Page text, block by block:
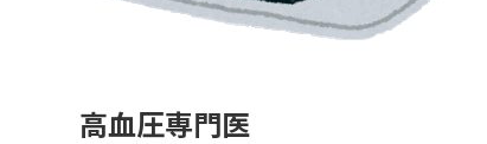
高血圧専門医